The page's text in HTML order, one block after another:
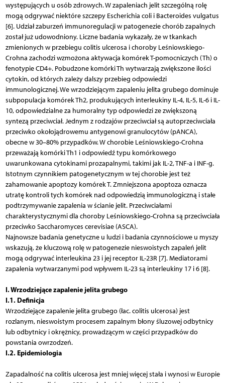
występujących u osób zdrowych. W zapaleniach jelit szczególną rolę
mogą odgrywać niektóre szczepy Escherichia coli i Bacteroides vulgatus
[6]. Udział zaburzeń immunoregulacji w patogenezie chorób zapalnych
został już udowodniony. Liczne badania wykazały, że w tkankach
zmienionych w przebiegu colitis ulcerosa i choroby Leśniowskiego-
Crohna zachodzi wzmożona aktywacja komórek T-pomocniczych (Th) o
fenotypie CD4+. Pobudzone komórki Th wytwarzają zwiększone ilości
cytokin, od których zależy dalszy przebieg odpowiedzi
immunologicznej. We wrzodziejącym zapaleniu jelita grubego dominuje
subpopulacja komórek Th2, produkujących interleukiny IL-4, IL-5, IL-6 i IL-
10, odpowiedzialne za humoralny typ odpowiedzi ze zwiększoną
syntezą przeciwciał. Jednym z rodzajów przeciwciał są autoprzeciwciała
przeciwko okołojądrowemu antygenowi granulocytów (pANCA),
obecne w 30–80% przypadków. W chorobie Leśniowskiego-Crohna
przeważają komórki Th1 i odpowiedź typu komórkowego
uwarunkowana cytokinami prozapalnymi, takimi jak IL-2, TNF-a i INF-g.
Istotnym czynnikiem patogenetycznym w tej chorobie jest też
zahamowanie apoptozy komórek T. Zmniejszona apoptoza oznacza
utratę kontroli tych komórek nad odpowiedzią immunologiczną i stałe
podtrzymywanie zapalenia w ścianie jelit. Przeciwciałami
charakterystycznymi dla choroby Leśniowskiego-Crohna są przeciwciała
przeciwko Saccharomyces cerevisiae (ASCA).
Najnowsze badania genetyczne u ludzi i badania czynnościowe u myszy
wskazują, że kluczową rolę w patogenezie nieswoistych zapaleń jelit
mogą odgrywać interleukina 23 i jej receptor IL-23R [7]. Mediatorami
zapalenia wytwarzanymi pod wpływem IL-23 są interleukiny 17 i 6 [8].
I. Wrzodziejące zapalenie jelita grubego
I.1. Definicja
Wrzodziejące zapalenie jelita grubego (łac. colitis ulcerosa) jest
rozlanym, nieswoistym procesem zapalnym błony śluzowej odbytnicy
lub odbytnicy i okrężnicy, prowadzącym w części przypadków do
powstania owrzodzeń.
I.2. Epidemiologia
Zapadalność na colitis ulcerosa jest mniej więcej stała i wynosi w Europie